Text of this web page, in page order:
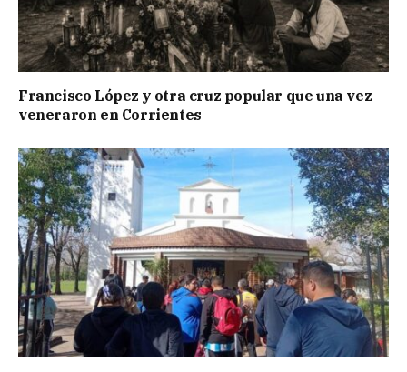
Francisco López y otra cruz popular que una vez
veneraron en Corrientes